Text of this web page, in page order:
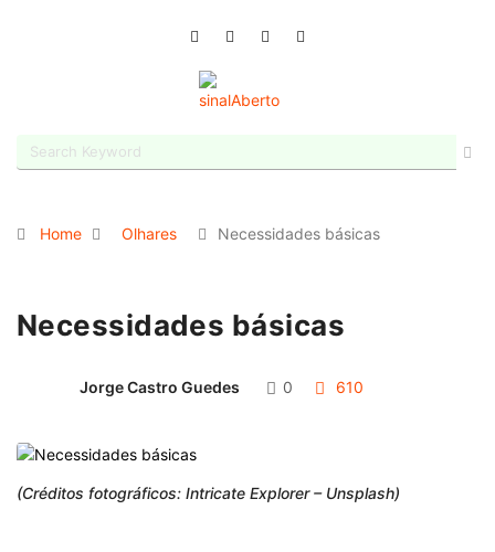
Home Olhares Necessidades básicas
Necessidades básicas
Jorge Castro Guedes 0 610
(Créditos fotográficos: Intricate Explorer – Unsplash)